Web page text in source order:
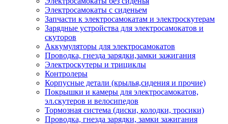
Электросамокаты с сиденьем
Запчасти к электросамокатам и электроскутерам
Зарядные устройства для электросамокатов и
скуторов
Аккумуляторы для электросамокатов
Проводка, гнезда зарядки,замки зажигания
Электроскутеры и трициклы
Контролеры
Корпусные детали (крылья,сидения и прочие)
Покрышки и камеры для электросамокатов,
эл.скутеров и велосипедов
Тормозная система (диски, колодки, тросики)
Проводка, гнезда зарядки, замки зажигания